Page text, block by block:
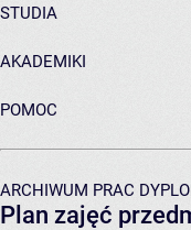
STUDIA
AKADEMIKI
POMOC
ARCHIWUM PRAC
Plan zajęć